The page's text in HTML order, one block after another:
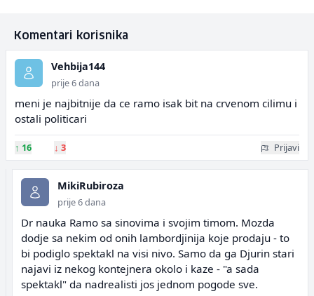
Komentari korisnika
Vehbija144
prije 6 dana
meni je najbitnije da ce ramo isak bit na crvenom cilimu i
ostali politicari
↑ 16 ↓ 3 Prijavi
MikiRubiroza
prije 6 dana
Dr nauka Ramo sa sinovima i svojim timom. Mozda
dodje sa nekim od onih lambordjinija koje prodaju - to
bi podiglo spektakl na visi nivo. Samo da ga Djurin stari
najavi iz nekog kontejnera okolo i kaze - "a sada
spektakl" da nadrealisti jos jednom pogode sve.